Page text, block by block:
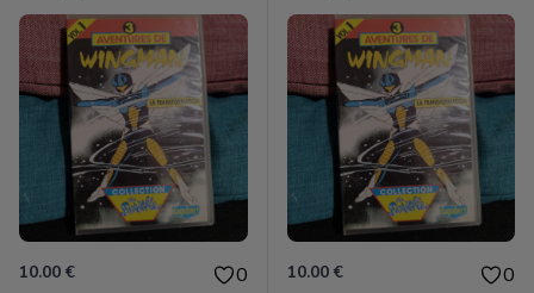
10.00 € 0 10.00 € 0